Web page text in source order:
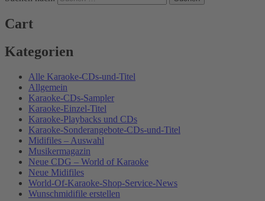
Cart
Kategorien
Alle Karaoke-CDs-und-Titel
Allgemein
Karaoke-CDs-Sampler
Karaoke-Einzel-Titel
Karaoke-Playbacks und CDs
Karaoke-Sonderangebote-CDs-und-Titel
Midifiles – Auswahl
Musikermagazin
Neue CDG – World of Karaoke
Neue Midifiles
World-Of-Karaoke-Shop-Service-News
Wunschmidifile erstellen